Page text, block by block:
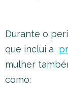
Durante o
que inclui a
mulher
como: